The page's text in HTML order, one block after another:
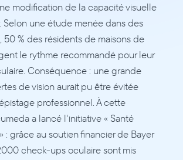
modification de la capacité visuelle
Selon une étude menée dans des
50 % des résidents de maisons de
le rythme recommandé pour leur
Conséquence : une grande
de vision aurait pu être évitée
professionnel. À cette
a lancé l'initiative « Santé
: grâce au soutien financier de Bayer
check-ups oculaire sont mis